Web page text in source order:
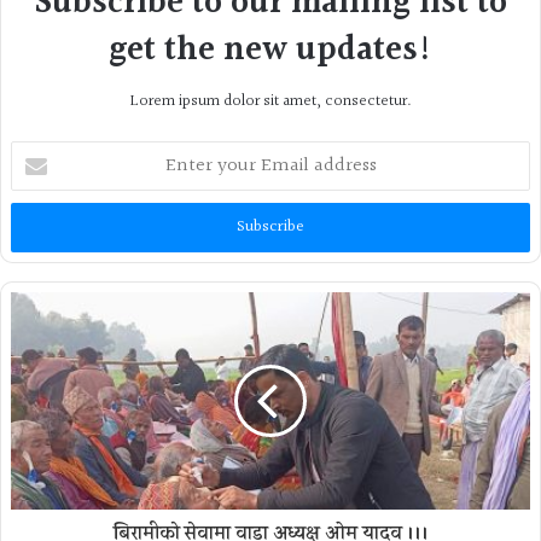
get the new updates!
Lorem ipsum dolor sit amet, consectetur.
Enter
your
Email
बिरामीको सेवामा वाडा अध्यक्ष ओम यादव ।।।